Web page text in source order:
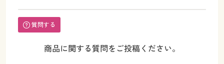
質問する
商品に関する質問をご投稿ください。